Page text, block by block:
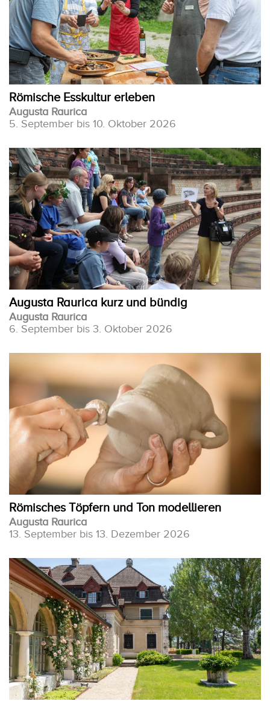
Römische Esskultur erleben
Augusta Raurica
5. September bis 10. Oktober 2026
Augusta Raurica kurz und bündig
Augusta Raurica
6. September bis 3. Oktober 2026
Römisches Töpfern und Ton modellieren
Augusta Raurica
13. September bis 13. Dezember 2026